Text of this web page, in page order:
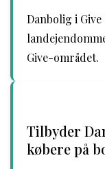
Danbolig i
Give-området.
Tilbyder
købere på